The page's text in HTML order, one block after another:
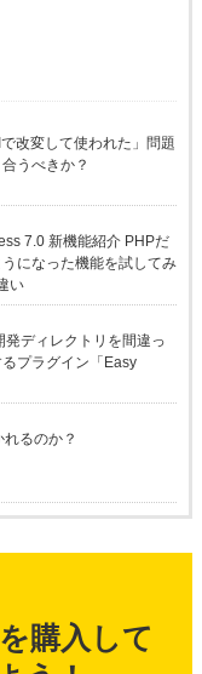
改変して使われた」問題
うべきか？
7.0 新機能紹介 PHPだ
になった機能を試してみ
い
ディレクトリを間違っ
プラグイン「Easy
るのか？
を購入して